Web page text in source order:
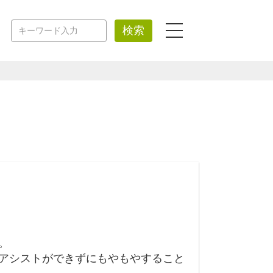
検索
シストができずにもやもやすること